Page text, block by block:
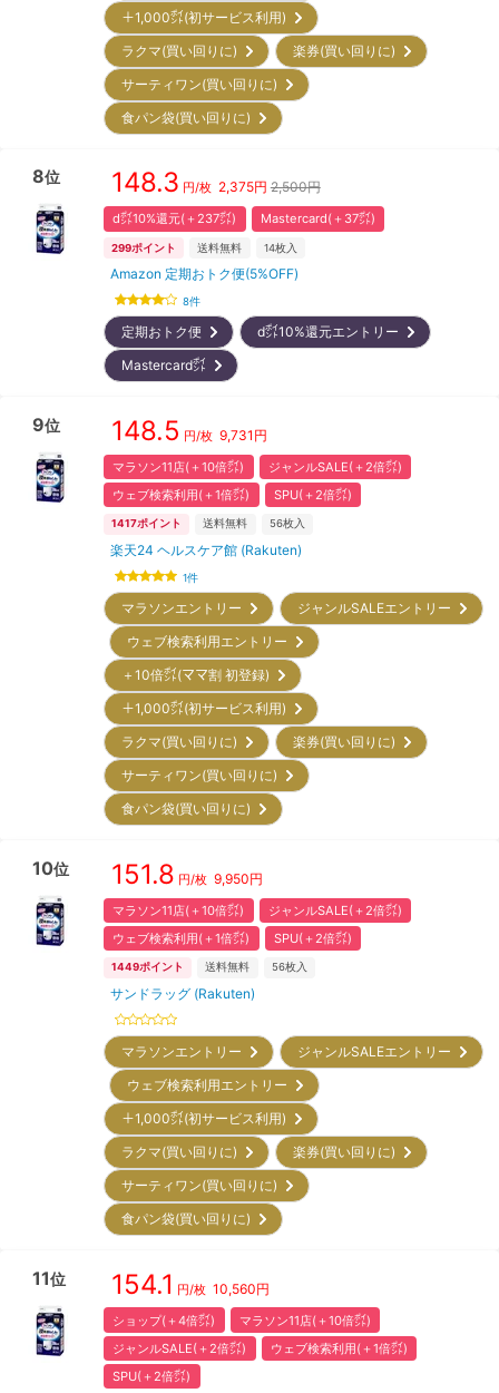
＋1,000㌽(初サービス利用)
ラクマ(買い回りに)
楽券(買い回りに)
サーティワン(買い回りに)
食パン袋(買い回りに)
8位 148.3 円/枚 2,375円 2,500円
d㌽10%還元(＋237㌽) Mastercard(＋37㌽)
299ポイント 送料無料 14枚入
Amazon 定期おトク便(5%OFF)
8件
定期おトク便
d㌽10%還元エントリー
Mastercard㌽
9位 148.5 円/枚 9,731 円
マラソン11店(＋10倍㌽)
ジャンルSALE(＋2倍㌽)
ウェブ検索利用(＋1倍㌽)
SPU(＋2倍㌽)
1417ポイント 送料無料 56枚入
楽天24 ヘルスケア館 (Rakuten)
1件
マラソンエントリー
ジャンルSALEエントリー
ウェブ検索利用エントリー
＋10倍㌽(ママ割 初登録)
＋1,000㌽(初サービス利用)
ラクマ(買い回りに)
楽券(買い回りに)
サーティワン(買い回りに)
食パン袋(買い回りに)
10位 151.8 円/枚 9,950円
マラソン11店(＋10倍㌽)
ジャンルSALE(＋2倍㌽)
ウェブ検索利用(＋1倍㌽)
SPU(＋2倍㌽)
1449ポイント 送料無料 56枚入
サンドラッグ (Rakuten)
マラソンエントリー
ジャンルSALEエントリー
ウェブ検索利用エントリー
＋1,000㌽(初サービス利用)
ラクマ(買い回りに)
楽券(買い回りに)
サーティワン(買い回りに)
食パン袋(買い回りに)
11位 154.1 円/枚 10,560円
ショップ(＋4倍㌽)
マラソン11店(＋10倍㌽)
ジャンルSALE(＋2倍㌽)
ウェブ検索利用(＋1倍㌽)
SPU(＋2倍㌽)